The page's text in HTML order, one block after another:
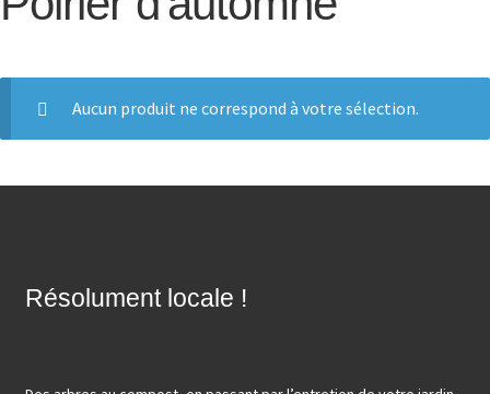
FORMATIONS
VALEURS
BONNES ADRESSES
Aucun produit ne correspond à votre sélection.
Résolument locale !